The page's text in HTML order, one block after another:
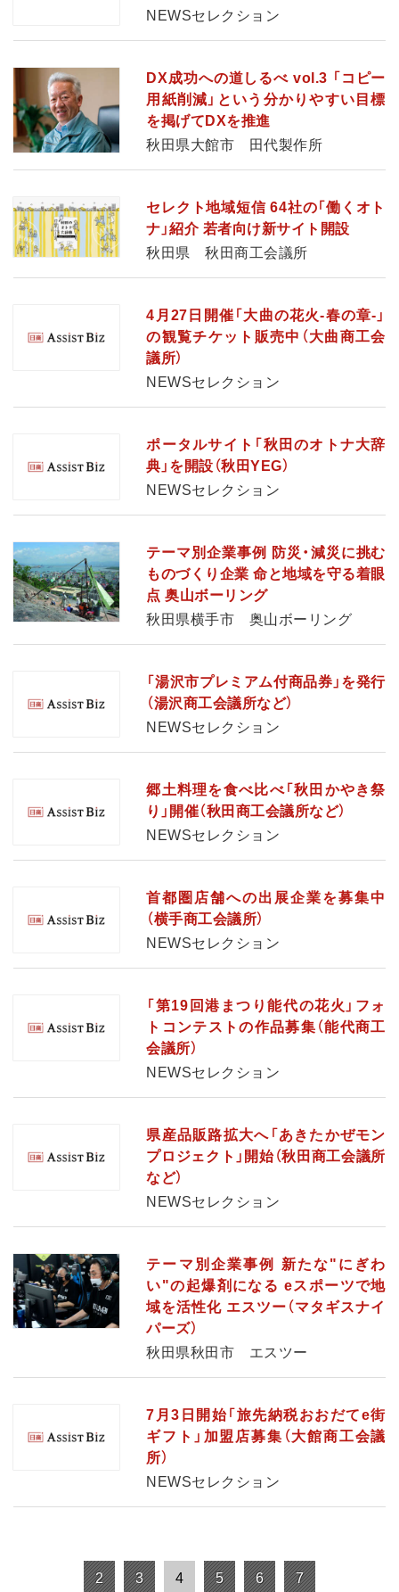
NEWSセレクション
DX成功への道しるべ vol.3 「コピー
用紙削減」という分かりやすい目標
を掲げてDXを推進
秋田県大館市 田代製作所
セレクト地域短信 64社の「働くオト
ナ」紹介 若者向け新サイト開設
秋田県 秋田商工会議所
4月27日開催「大曲の花火-春の章-」
の観覧チケット販売中（大曲商工会
議所）
NEWSセレクション
ポータルサイト「秋田のオトナ大辞
典」を開設（秋田YEG）
NEWSセレクション
テーマ別企業事例 防災・減災に挑む
ものづくり企業 命と地域を守る着眼
点 奥山ボーリング
秋田県横手市 奥山ボーリング
「湯沢市プレミアム付商品券」を発行
（湯沢商工会議所など）
NEWSセレクション
郷土料理を食べ比べ「秋田かやき祭
り」開催（秋田商工会議所など）
NEWSセレクション
首都圏店舗への出展企業を募集中
（横手商工会議所）
NEWSセレクション
「第19回港まつり能代の花火」フォ
トコンテストの作品募集（能代商工
会議所）
NEWSセレクション
県産品販路拡大へ「あきたかぜモン
プロジェクト」開始（秋田商工会議所
など）
NEWSセレクション
テーマ別企業事例 新たな"にぎわ
い"の起爆剤になる eスポーツで地
域を活性化 エスツー（マタギスナイ
パーズ）
秋田県秋田市 エスツー
7月3日開始「旅先納税おおだてe街
ギフト」加盟店募集（大館商工会議
所）
NEWSセレクション
2 3 4 5 6 7